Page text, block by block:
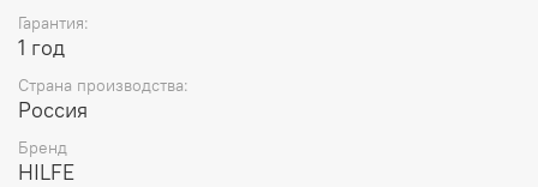
Гарантия:
1 год
Страна производства:
Россия
Бренд
HILFE